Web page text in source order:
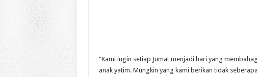
“Kami ingin setiap Jumat menjadi hari yang
anak yatim. Mungkin yang kami berikan tidak